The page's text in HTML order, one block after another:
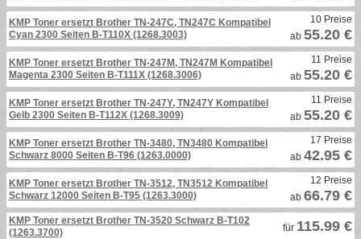
KMP Toner ersetzt Brother TN-247C, TN247C Kompatibel
Cyan 2300 Seiten B-T110X (1268.3003)
10 Preise
ab 55.20 €
KMP Toner ersetzt Brother TN-247M, TN247M Kompatibel
Magenta 2300 Seiten B-T111X (1268.3006)
11 Preise
ab 55.20 €
KMP Toner ersetzt Brother TN-247Y, TN247Y Kompatibel
Gelb 2300 Seiten B-T112X (1268.3009)
11 Preise
ab 55.20 €
KMP Toner ersetzt Brother TN-3480, TN3480 Kompatibel
Schwarz 8000 Seiten B-T96 (1263.0000)
17 Preise
ab 42.95 €
KMP Toner ersetzt Brother TN-3512, TN3512 Kompatibel
Schwarz 12000 Seiten B-T95 (1263.3000)
12 Preise
ab 66.79 €
KMP Toner ersetzt Brother TN-3520 Schwarz B-T102
(1263.3700)
für 115.99 €